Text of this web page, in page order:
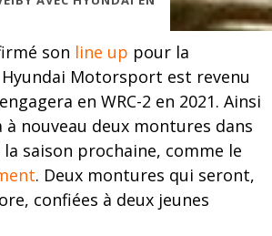
son line up pour la
Motorsport est revenu
en WRC-2 en 2021. Ainsi
à nouveau deux montures dans
saison prochaine, comme le
. Deux montures qui seront,
confiées à deux jeunes